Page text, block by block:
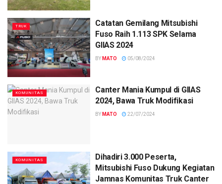
TRUK
Catatan Gemilang Mitsubishi
Fuso Raih 1.113 SPK Selama
GIIAS 2024
BY MATO 05/08/2024
KOMUNITAS
Canter Mania Kumpul di GIIAS
2024, Bawa Truk Modifikasi
BY MATO 22/07/2024
KOMUNITAS
Dihadiri 3.000 Peserta,
Mitsubishi Fuso Dukung Kegiatan
Jamnas Komunitas Truk Canter